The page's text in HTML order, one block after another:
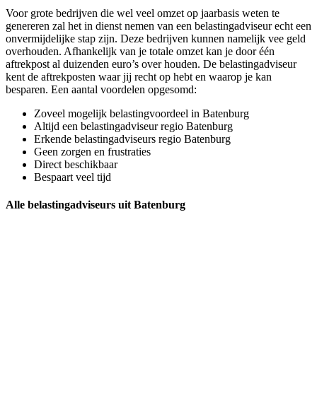
Voor grote bedrijven die wel veel omzet op jaarbasis weten te
genereren zal het in dienst nemen van een belastingadviseur echt een
onvermijdelijke stap zijn. Deze bedrijven kunnen namelijk vee geld
overhouden. Afhankelijk van je totale omzet kan je door één
aftrekpost al duizenden euro’s over houden. De belastingadviseur
kent de aftrekposten waar jij recht op hebt en waarop je kan
besparen. Een aantal voordelen opgesomd:
Zoveel mogelijk belastingvoordeel in Batenburg
Altijd een belastingadviseur regio Batenburg
Erkende belastingadviseurs regio Batenburg
Geen zorgen en frustraties
Direct beschikbaar
Bespaart veel tijd
Alle belastingadviseurs uit Batenburg